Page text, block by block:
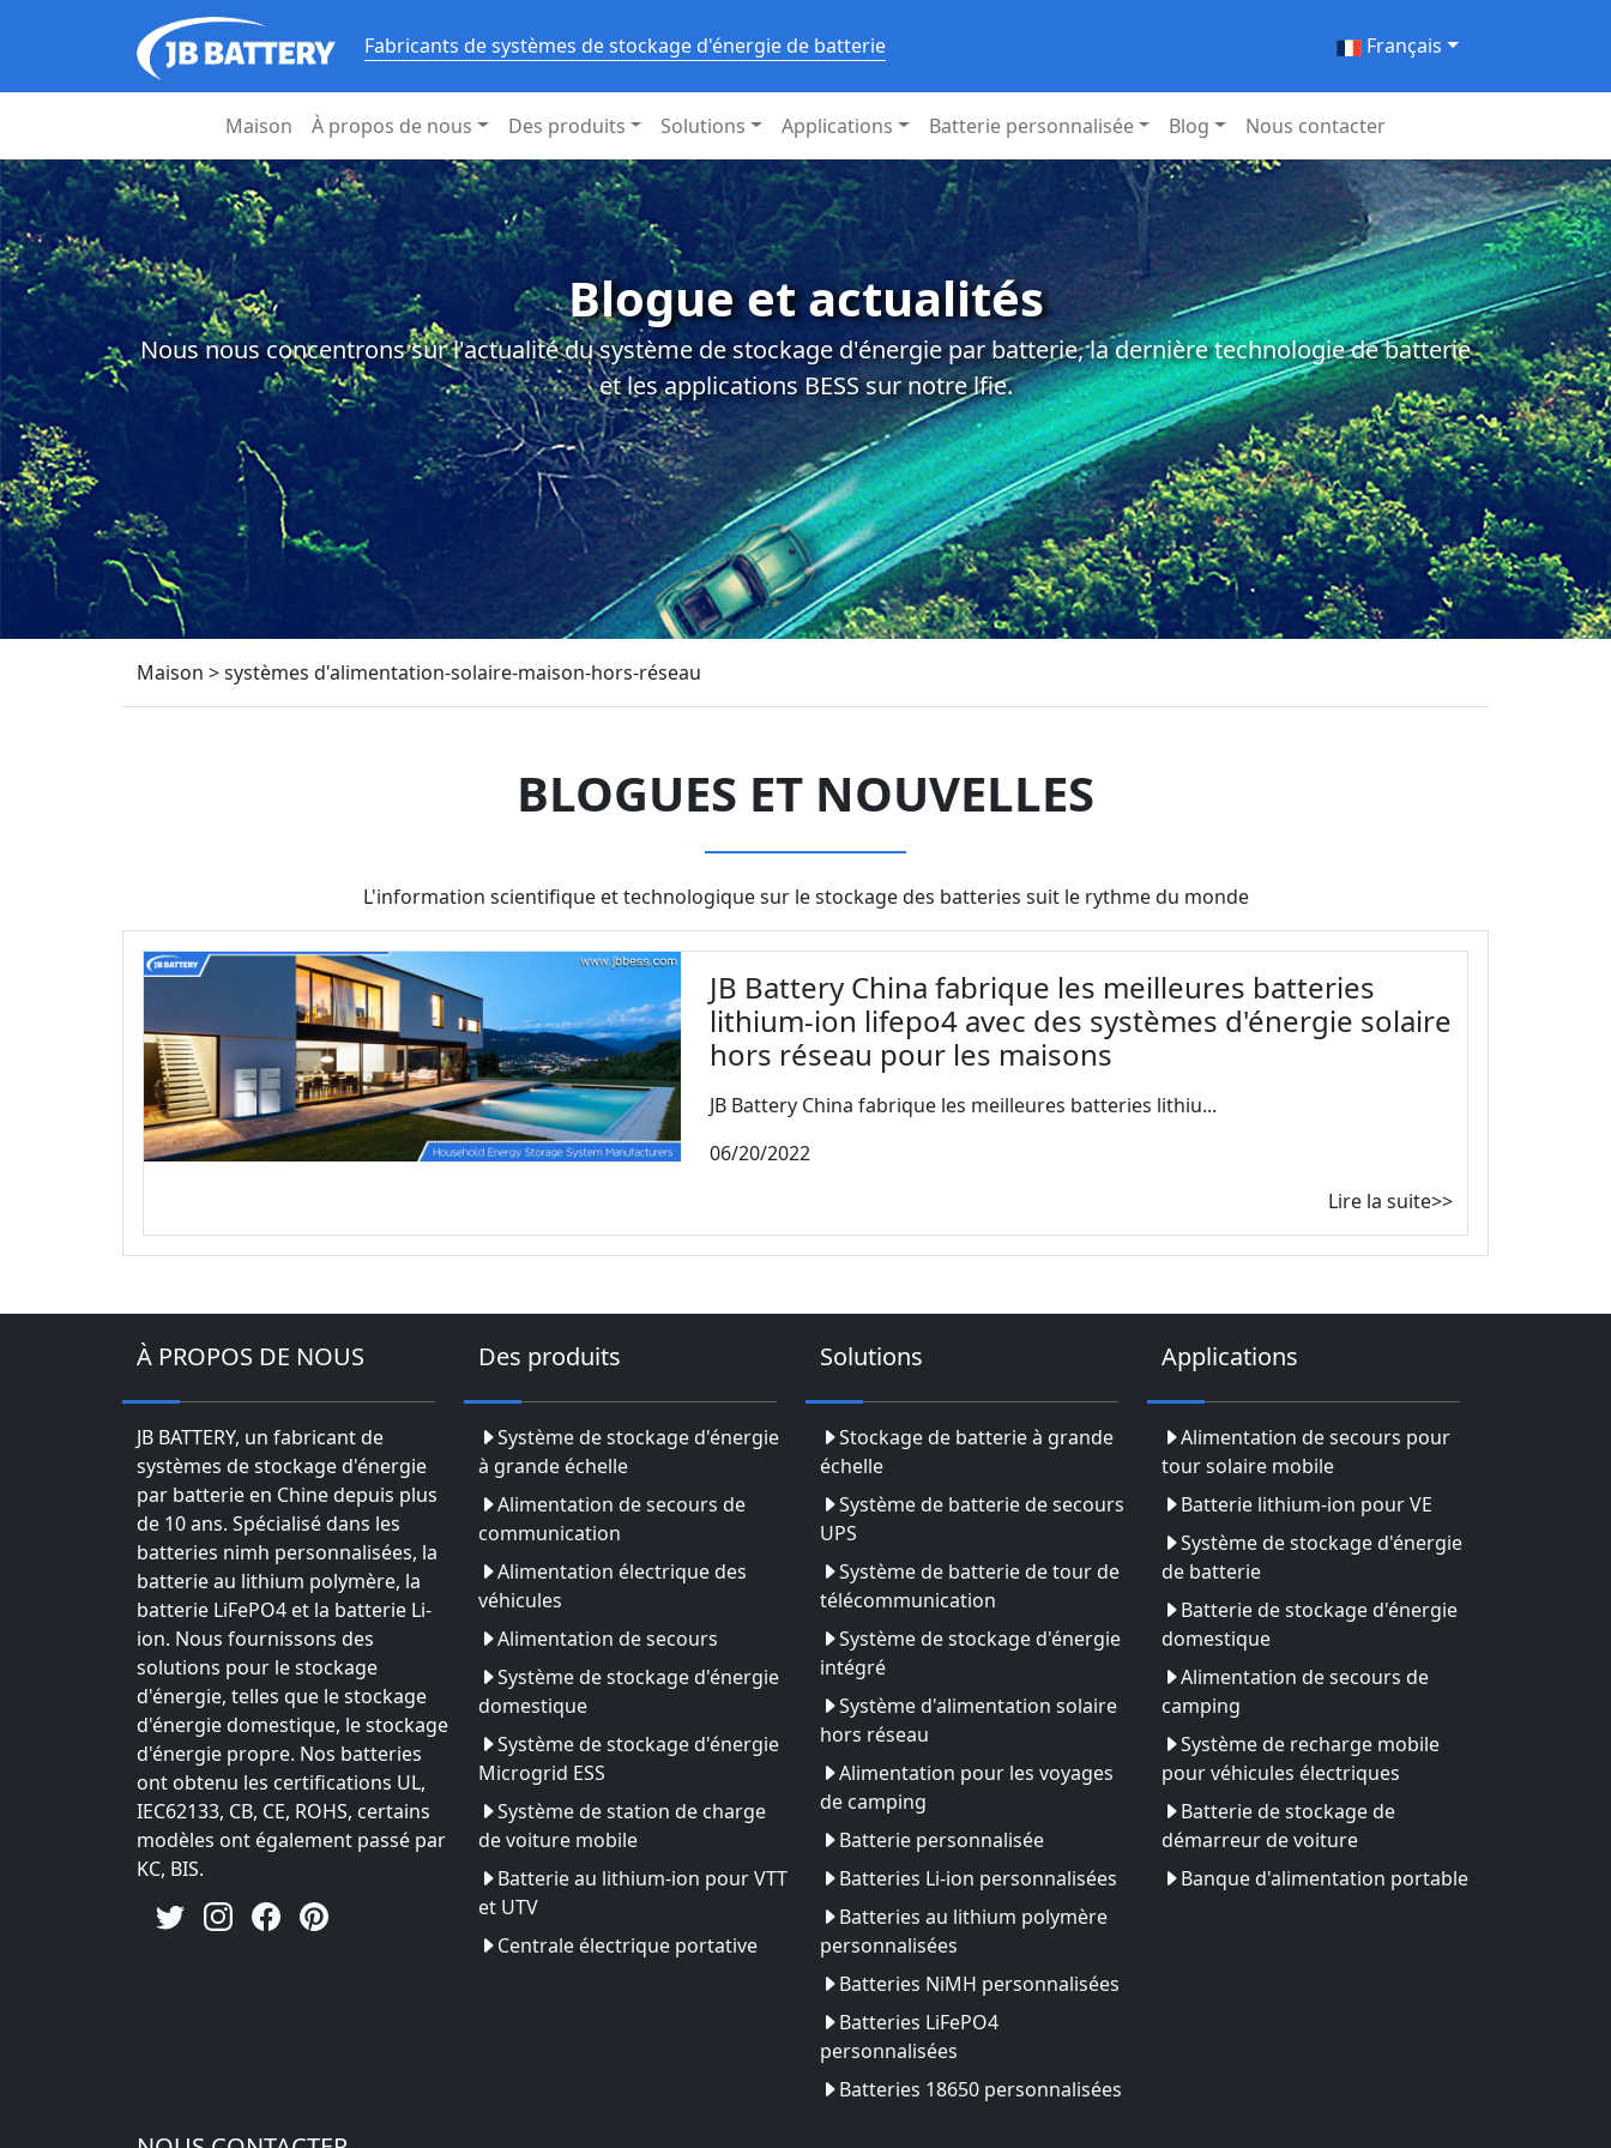
Fabricants de systèmes de stockage d'énergie de batterie Français
Maison À propos de nous Des produits Solutions Applications Batterie personnalisée Blog Nous contacter
Blogue et actualités
Nous nous concentrons sur l'actualité du système de stockage d'énergie par batterie, la dernière technologie de batterie
et les applications BESS sur notre lfie.
Maison >systèmes d'alimentation-solaire-maison-hors-réseau
BLOGUES ET NOUVELLES
L'information scientifique et technologique sur le stockage des batteries suit le rythme du monde
JB Battery China fabrique les meilleures batteries
lithium-ion lifepo4 avec des systèmes d'énergie solaire
hors réseau pour les maisons
JB Battery China fabrique les meilleures batteries lithiu...
06/20/2022
Lire la suite>>
À PROPOS DE NOUS
JB BATTERY, un fabricant de
systèmes de stockage d'énergie
par batterie en Chine depuis plus
de 10 ans. Spécialisé dans les
batteries nimh personnalisées, la
batterie au lithium polymère, la
batterie LiFePO4 et la batterie Li-
ion. Nous fournissons des
solutions pour le stockage
d'énergie, telles que le stockage
d'énergie domestique, le stockage
d'énergie propre. Nos batteries
ont obtenu les certifications UL,
IEC62133, CB, CE, ROHS, certains
modèles ont également passé par
KC, BIS.
Des produits
Système de stockage d'énergie
à grande échelle
Alimentation de secours de
communication
Alimentation électrique des
véhicules
Alimentation de secours
Système de stockage d'énergie
domestique
Système de stockage d'énergie
Microgrid ESS
Système de station de charge
de voiture mobile
Batterie au lithium-ion pour VTT
et UTV
Centrale électrique portative
Solutions
Stockage de batterie à grande
échelle
Système de batterie de secours
UPS
Système de batterie de tour de
télécommunication
Système de stockage d'énergie
intégré
Système d'alimentation solaire
hors réseau
Alimentation pour les voyages
de camping
Batterie personnalisée
Batteries Li-ion personnalisées
Batteries au lithium polymère
personnalisées
Batteries NiMH personnalisées
Batteries LiFePO4
personnalisées
Batteries 18650 personnalisées
Applications
Alimentation de secours pour
tour solaire mobile
Batterie lithium-ion pour VE
Système de stockage d'énergie
de batterie
Batterie de stockage d'énergie
domestique
Alimentation de secours de
camping
Système de recharge mobile
pour véhicules électriques
Batterie de stockage de
démarreur de voiture
Banque d'alimentation portable